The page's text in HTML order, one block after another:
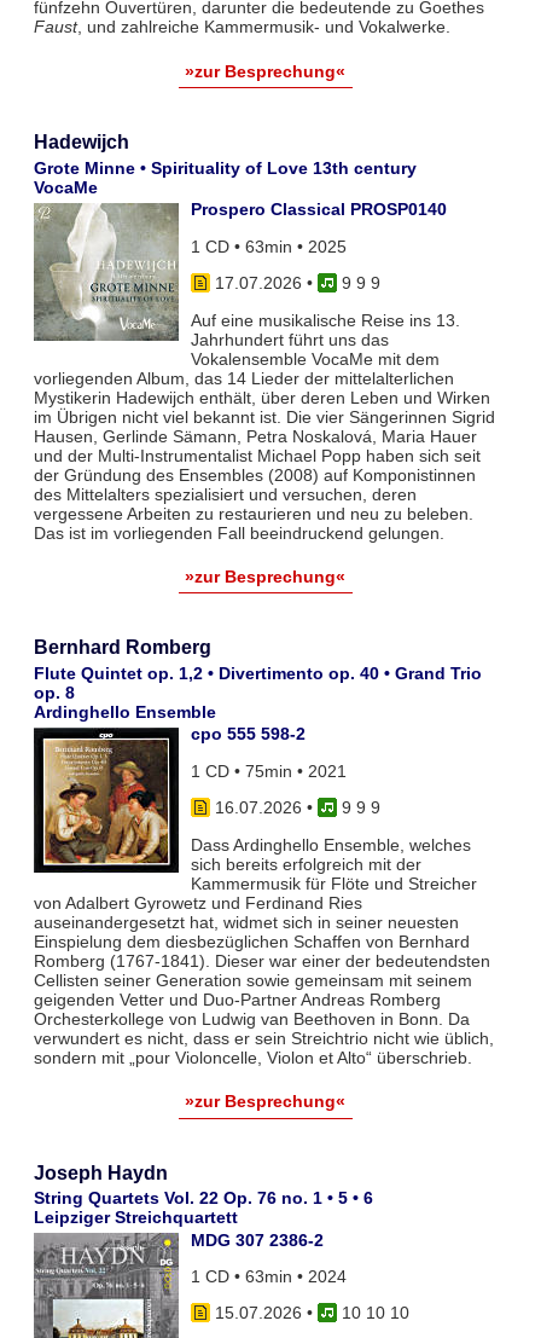
fünfzehn Ouvertüren, darunter die bedeutende zu Goethes
Faust, und zahlreiche Kammermusik- und Vokalwerke.
»zur Besprechung«
Hadewijch
Grote Minne • Spirituality of Love 13th century
VocaMe
Prospero Classical PROSP0140
1 CD • 63min • 2025
17.07.2026 •
9 9 9
Auf eine musikalische Reise ins 13.
Jahrhundert führt uns das
Vokalensemble VocaMe mit dem
vorliegenden Album, das 14 Lieder der mittelalterlichen
Mystikerin Hadewijch enthält, über deren Leben und Wirken
im Übrigen nicht viel bekannt ist. Die vier Sängerinnen Sigrid
Hausen, Gerlinde Sämann, Petra Noskalová, Maria Hauer
und der Multi-Instrumentalist Michael Popp haben sich seit
der Gründung des Ensembles (2008) auf Komponistinnen
des Mittelalters spezialisiert und versuchen, deren
vergessene Arbeiten zu restaurieren und neu zu beleben.
Das ist im vorliegenden Fall beeindruckend gelungen.
»zur Besprechung«
Bernhard Romberg
Flute Quintet op. 1,2 • Divertimento op. 40 • Grand Trio
op. 8
Ardinghello Ensemble
cpo 555 598-2
1 CD • 75min • 2021
16.07.2026 •
9 9 9
Dass Ardinghello Ensemble, welches
sich bereits erfolgreich mit der
Kammermusik für Flöte und Streicher
von Adalbert Gyrowetz und Ferdinand Ries
auseinandergesetzt hat, widmet sich in seiner neuesten
Einspielung dem diesbezüglichen Schaffen von Bernhard
Romberg (1767-1841). Dieser war einer der bedeutendsten
Cellisten seiner Generation sowie gemeinsam mit seinem
geigenden Vetter und Duo-Partner Andreas Romberg
Orchesterkollege von Ludwig van Beethoven in Bonn. Da
verwundert es nicht, dass er sein Streichtrio nicht wie üblich,
sondern mit „pour Violoncelle, Violon et Alto“ überschrieb.
»zur Besprechung«
Joseph Haydn
String Quartets Vol. 22 Op. 76 no. 1 • 5 • 6
Leipziger Streichquartett
MDG 307 2386-2
1 CD • 63min • 2024
15.07.2026 •
10 10 10